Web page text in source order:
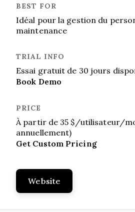
Idéal pour la gestion du
maintenance
Essai gratuit de 30 jours
Book Demo
À partir de 35 $/utilisateur/
annuellement)
Get Custom Pricing
Website